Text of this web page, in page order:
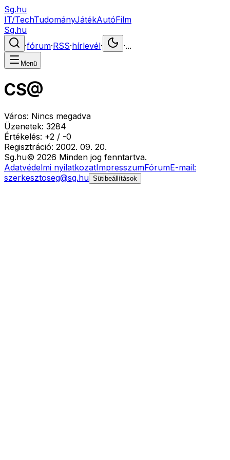
Sg.hu
IT/TechTudományJátékAutóFilm
Sg.hu
·fórum·RSS·hírlevél· ·...
Menü
CS@
Város: Nincs megadva
Üzenetek: 3284
Értékelés: +2 / -0
Regisztráció: 2002. 09. 20.
Sg.hu© 2026 Minden jog fenntartva.
Adatvédelmi nyilatkozatImpresszumFórumE-mail:
szerkesztoseg@sg.hu Sütibeállítások